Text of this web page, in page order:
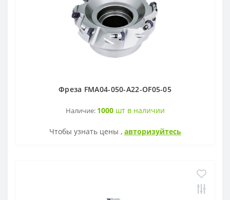
Фреза FMA04-050-A22-OF05-05
Наличие: 1000шт в наличии
Чтобы узнать цены , авторизуйтесь